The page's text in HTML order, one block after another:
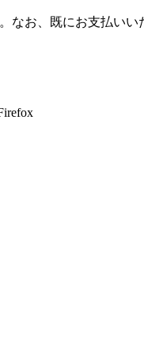
なお、既にお支払い